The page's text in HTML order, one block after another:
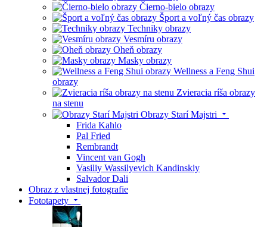
Čierno-bielo obrazy
Šport a voľný čas obrazy
Techniky obrazy
Vesmíru obrazy
Oheň obrazy
Masky obrazy
Wellness a Feng Shui
obrazy
Zvieracia ríša obrazy
na stenu
Obrazy Starí Majstri
Frida Kahlo
Pal Fried
Rembrandt
Vincent van Gogh
Vasiliy Wassilyevich Kandinskiy
Salvador Dali
Obraz z vlastnej fotografie
Fototapety